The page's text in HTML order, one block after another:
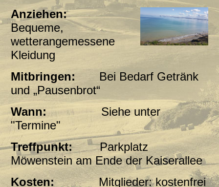
Anziehen:
Bequeme,
wetterangemessene
Kleidung
Mitbringen: Bei Bedarf Getränk
und „Pausenbrot“
Wann: Siehe unter
"Termine"
Treffpunkt:Parkplatz
Möwenstein am Ende der Kaiserallee
Kosten:Mitglieder: kostenfrei